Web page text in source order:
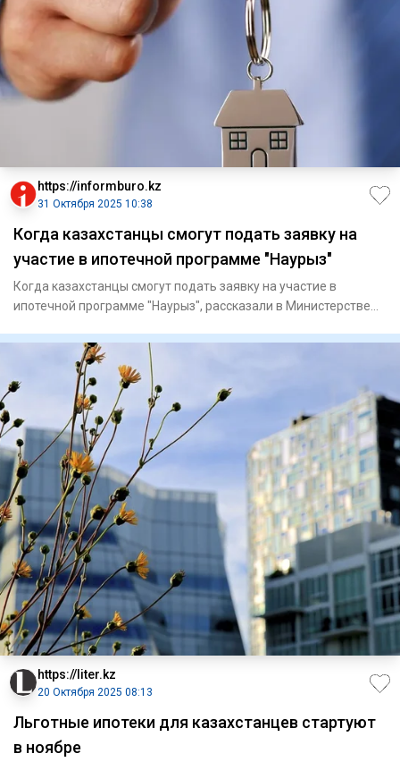
https://informburo.kz
31 Октября 2025 10:38
Когда казахстанцы смогут подать заявку на
участие в ипотечной программе "Наурыз"
Когда казахстанцы смогут подать заявку на участие в
ипотечной программе "Наурыз", рассказали в Министерстве
https://liter.kz
20 Октября 2025 08:13
Льготные ипотеки для казахстанцев стартуют
в ноябре